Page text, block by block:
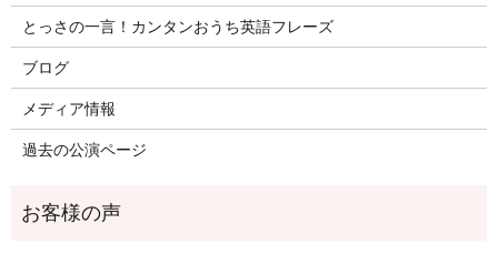
とっさの一言！カンタンおうち英語フレーズ
ブログ
メディア情報
過去の公演ページ